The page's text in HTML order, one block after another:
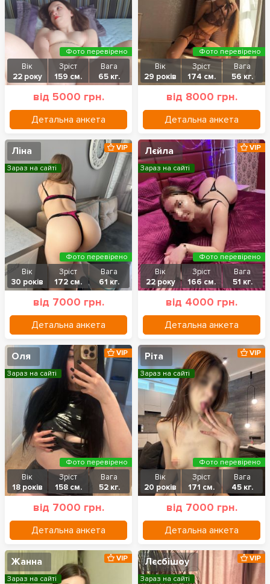
Вік
22 року
Зріст
159 см.
Вага
65 кг.
від 5000 грн.
Детальна анкета
Фото перевірено
Вік
29 років
Зріст
174 см.
Вага
56 кг.
від 8000 грн.
Детальна анкета
Фото перевірено
Ліна
Вік
30 років
Зріст
172 см.
Вага
61 кг.
від 7000 грн.
Детальна анкета
VIP
Зараз на сайті
Фото перевірено
Лєйла
Вік
22 року
Зріст
166 см.
Вага
51 кг.
від 4000 грн.
Детальна анкета
VIP
Зараз на сайті
Фото перевірено
Оля
Вік
18 років
Зріст
158 см.
Вага
52 кг.
від 7000 грн.
Детальна анкета
VIP
Зараз на сайті
Фото перевірено
Ріта
Вік
20 років
Зріст
171 см.
Вага
45 кг.
від 7000 грн.
Детальна анкета
VIP
Зараз на сайті
Фото перевірено
Жанна VIP
Зараз на сайті
Лєсбішоу VIP
Зараз на сайті